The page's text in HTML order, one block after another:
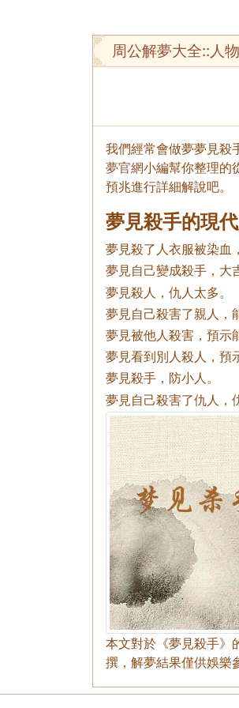
周公解夢大全::人
我們經常會做夢夢見殺
夢官網小編幫你整理的
預兆進行詳細解說吧。
夢見殺手的現
夢見殺了人衣服被染血
夢見自己變成殺手，大
夢見殺人，仇人太多。
夢見自己殺害了親人，
夢見被他人殺害，預示
夢見看到別人殺人，預
夢見殺手，防小人。
夢見自己殺害了仇人，
本文對於《夢見殺手》
撰，解夢結果僅供娛樂